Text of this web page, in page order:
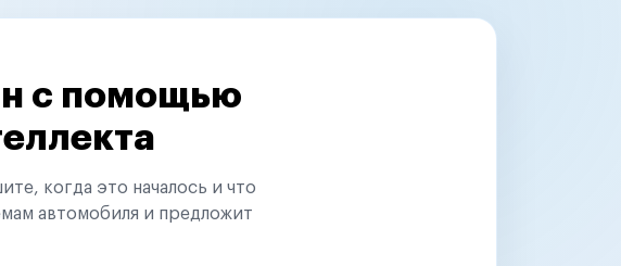
с помощью
когда это началось и что
автомобиля и предложит